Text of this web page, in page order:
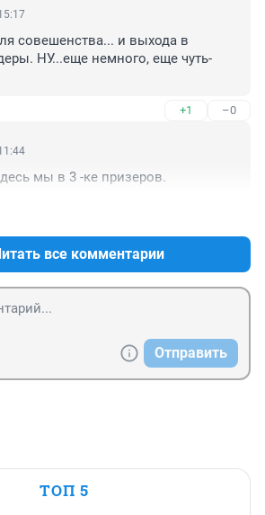
совешенства... и выхода в
НУ...еще немного, еще чуть-
+1 –0
мы в 3 -ке призеров.
все комментарии
Отправить
ТОП 5